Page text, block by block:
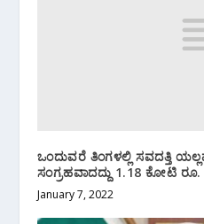
ಒಂದುವರೆ ತಿಂಗಳಲ್ಲಿ ಸವದತ್ತಿ
ಸಂಗ್ರಹವಾದದ್ದು 1.18 ಕೋಟಿ ರೂ.
January 7, 2022